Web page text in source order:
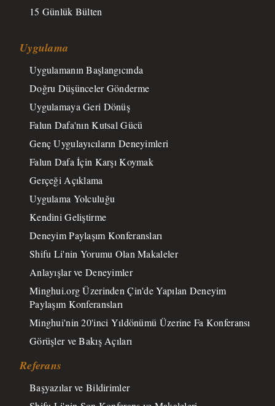
15 Günlük Bülten
Uygulama
Uygulamanın Başlangıcında
Doğru Düşünceler Gönderme
Uygulamaya Geri Dönüş
Falun Dafa'nın Kutsal Gücü
Genç Uygulayıcıların Deneyimleri
Falun Dafa İçin Karşı Koymak
Gerçeği Açıklama
Uygulama Yolculuğu
Kendini Geliştirme
Deneyim Paylaşım Konferansları
Shifu Li'nin Yorumu Olan Makaleler
Anlayışlar ve Deneyimler
Minghui.org Üzerinden Çin'de Yapılan Deneyim
Paylaşım Konferansları
Minghui'nin 20'inci Yıldönümü Üzerine Fa Konferansı
Görüşler ve Bakış Açıları
Referans
Başyazılar ve Bildirimler